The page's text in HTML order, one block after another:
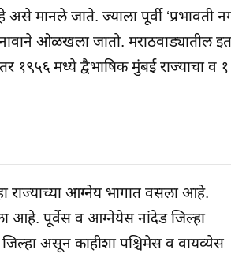
मानले जाते. ज्याला पूर्वी ‘प्रभावती
ओळखला जातो. मराठवाड्यातील
१९५६ मध्ये द्वैभाषिक मुंबई राज्याचा व
राज्याच्या आग्नेय भागात वसला आहे.
आहे. पूर्वेस व आग्नेयेस नांदेड जिल्हा
असून काहीशा पश्चिमेस व वायव्येस